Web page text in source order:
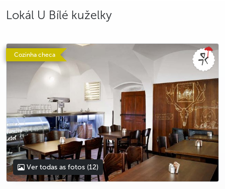
Lokál U Bílé kuželky
Cozinha checa
photo 5
photo 6
photo 7
photo 8
photo 9
photo 10
photo 11
photo 12
Ver todas as fotos (12)